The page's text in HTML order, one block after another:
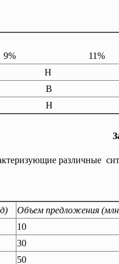
11%
Н
различные
Объем предложения
10
30
50